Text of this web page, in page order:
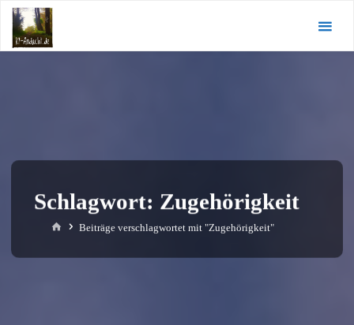
Zum
Inhalt
springen
Schlagwort: Zugehörigkeit
StartBeiträge verschlagwortet mit "Zugehörigkeit"